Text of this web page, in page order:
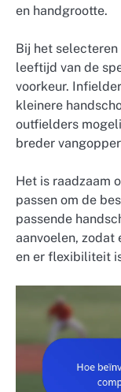
en handgrootte.
Bij het selecteren
leeftijd van de
voorkeur.
kleinere
outfielders
breder
Het is raadzaam
passen om de
passende
aanvoelen,
en er flexibiliteit